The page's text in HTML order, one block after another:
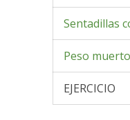
Sentadillas
Peso muerto
EJERCICIO